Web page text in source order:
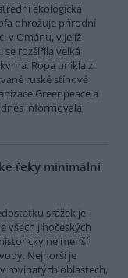
ekologická
ohrožuje přírodní
v Ománu, v jejíž
se rozšířila velká
Ropa unikla z
ruské stínové
Greenpeace a
informovala
řeky minimální
srážek je
všech jihočeských
nejmenší
Nejhorší je
rovinatých oblastech,